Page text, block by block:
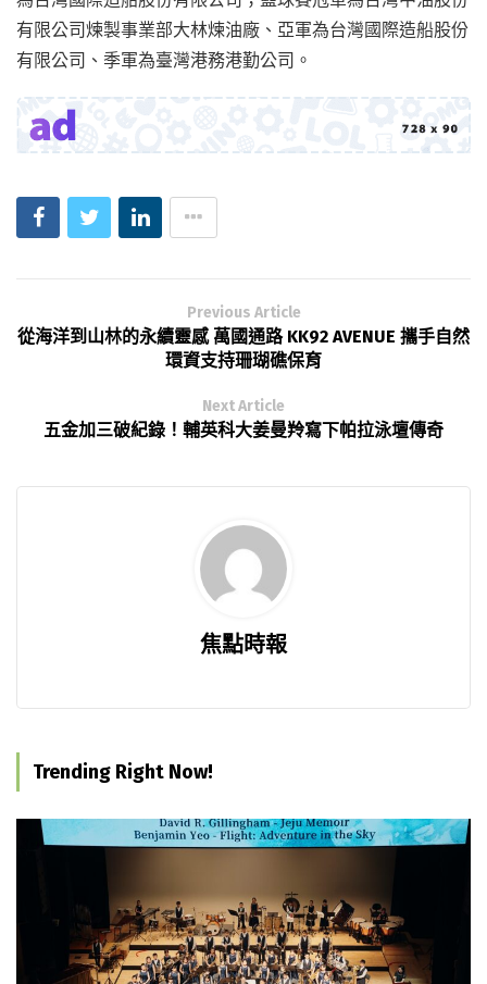
有限公司煉製事業部大林煉油廠、亞軍為台灣國際造船股份
有限公司、季軍為臺灣港務港勤公司。
Previous Article
從海洋到山林的永續靈感 萬國通路 KK92 AVENUE 攜手自然
環資支持珊瑚礁保育
Next Article
五金加三破紀錄！輔英科大姜曼羚寫下帕拉泳壇傳奇
焦點時報
Trending Right Now!